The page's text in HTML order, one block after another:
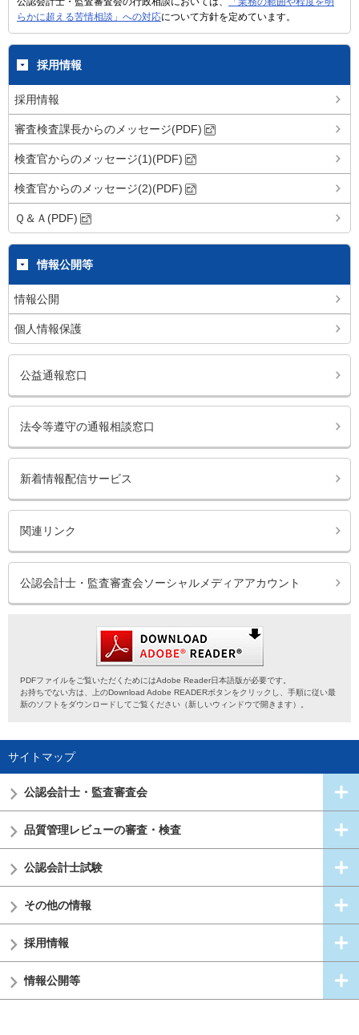
らかに超える苦情相談」への対応について方針を定めています。
採用情報
採用情報
審査検査課長からのメッセージ(PDF)
検査官からのメッセージ(1)(PDF)
検査官からのメッセージ(2)(PDF)
Ｑ＆Ａ(PDF)
情報公開等
情報公開
個人情報保護
公益通報窓口
法令等遵守の通報相談窓口
新着情報配信サービス
関連リンク
公認会計士・監査審査会ソーシャルメディアアカウント
PDFファイルをご覧いただくためにはAdobe Reader日本語版が必要です。
お持ちでない方は、上のDownload Adobe READERボタンをクリックし、手順に従い最
新のソフトをダウンロードしてご覧ください（新しいウィンドウで開きます）。
サイトマップ
公認会計士・ 監査審査会
品質管理レビューの審査・検査
公認会計士試験
その他の情報
採用情報
情報公開等